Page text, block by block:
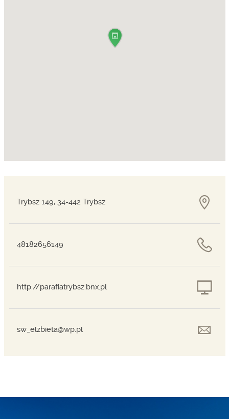
Trybsz 149, 34-442 Trybsz
48182656149
http://parafiatrybsz.bnx.pl
sw_elzbieta@wp.pl